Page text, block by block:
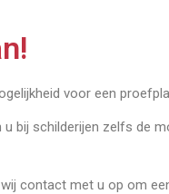
voor een
bij schilderijen zelfs de
contact met u op om